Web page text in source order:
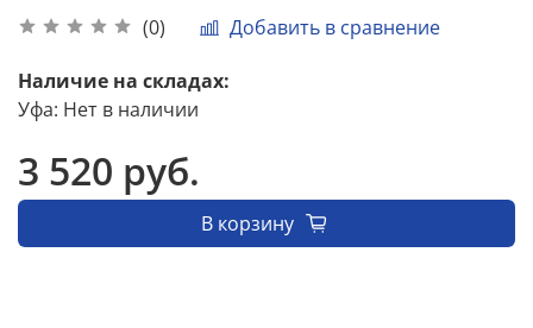
(0) Добавить в сравнение
Наличие на складах:
Уфа: Нет в наличии
3 520 руб.
В корзину